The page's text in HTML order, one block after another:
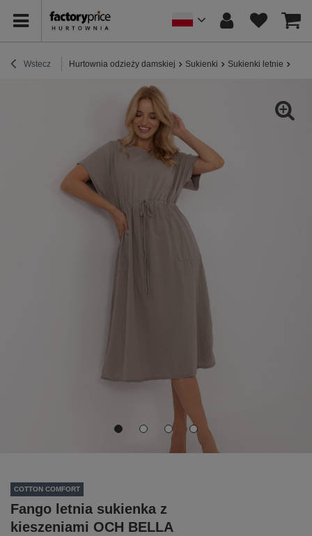
Wstecz Hurtownia odzieży damskiej Sukienki Sukienki letnie
COTTON COMFORT
Fango letnia sukienka z
kieszeniami OCH BELLA